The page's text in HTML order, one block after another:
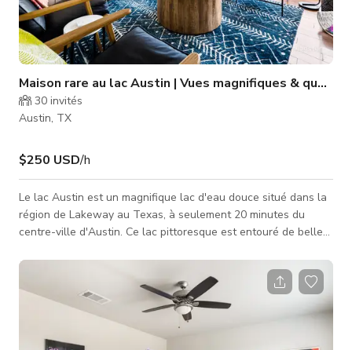
Maison rare au lac Austin | Vues magnifiques & quai
30 invités
Austin, TX
$250 USD/h
Le lac Austin est un magnifique lac d'eau douce situé dans la
région de Lakeway au Texas, à seulement 20 minutes du
centre-ville d'Austin. Ce lac pittoresque est entouré de belles
une destination populaire tant pour les habitants que pour les
large gamme d'activités pour les visiteurs. Du ski nautique et
wakeboard à la pêche et la baignade, il y en a pour tous le